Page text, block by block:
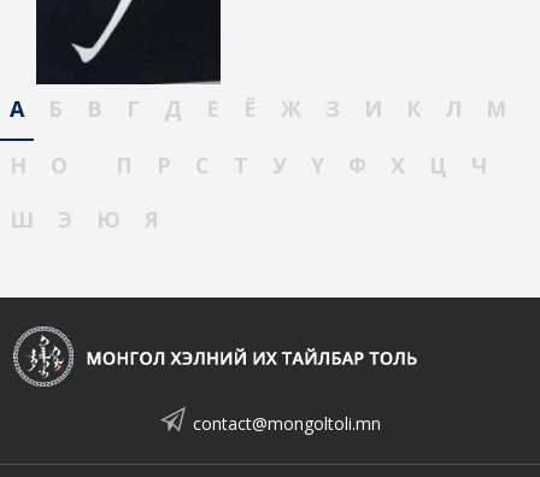
А Б В Г Д Е Ё Ж З И К Л
М
Н
О П Р С Т У Ү Ф Х Ц
Ч
Ш
Э Ю Я
contact@mongoltoli.mn